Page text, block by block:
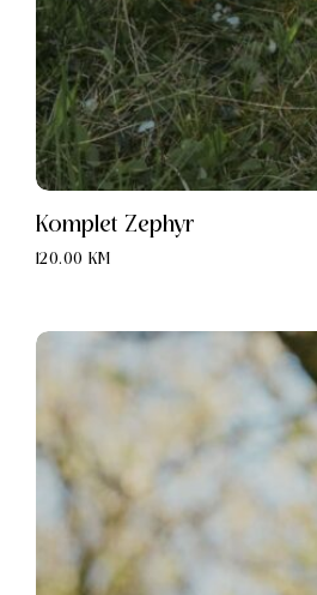
Komplet Zephyr
120.00 KM